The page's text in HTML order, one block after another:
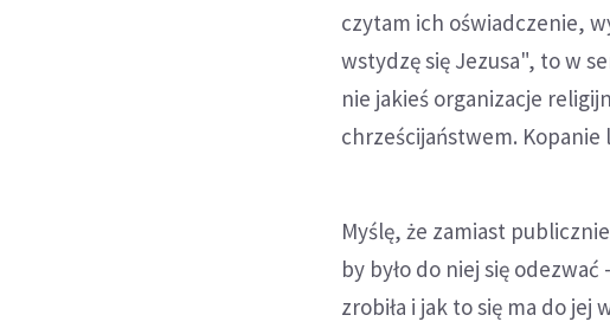
czytam ich oświadczenie,
wstydzę się Jezusa", to w
nie jakieś organizacje
chrześcijaństwem. Kopanie
Myślę, że zamiast
by było do niej się
zrobiła i jak to się ma do jej